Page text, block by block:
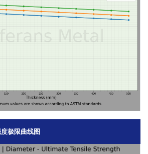
极限曲线图